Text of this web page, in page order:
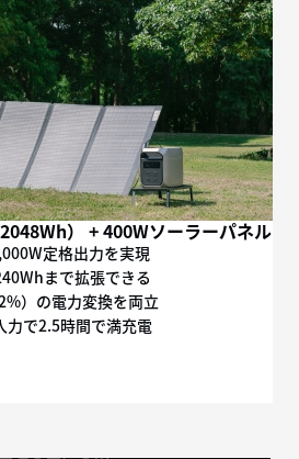
） + 400Wソーラーパネル
定格出力を実現
まで拡張できる
）の電力変換を両立
力で2.5時間で満充電